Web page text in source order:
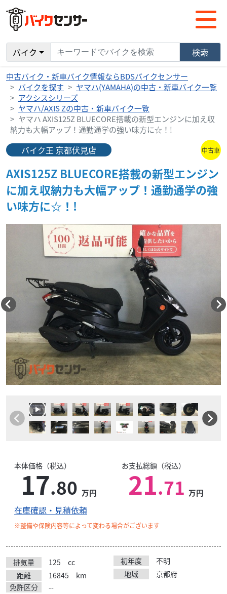
バイク 検索
中古バイク・新車バイク情報ならBDSバイクセンサー
バイクを探す
ヤマハ(YAMAHA)の中古・新車バイク一覧
アクシスシリーズ
ヤマハ/AXIS Zの中古・新車バイク一覧
ヤマハ AXIS125Z BLUECORE搭載の新型エンジンに加え収
納力も大幅アップ！通勤通学の強い味方に☆！!
バイク王 京都伏見店 中古車
AXIS125Z BLUECORE搭載の新型エンジン
に加え収納力も大幅アップ！通勤通学の強
い味方に☆！!
本体価格（税込）
17.80 万円
お支払総額（税込）
21.71 万円
在庫確認・見積依頼
※整備や保険内容等によって変わる場合がございます
排気量 125 cc 初年度
不明
距離
16845 km 地域
京都府
免許区分
--